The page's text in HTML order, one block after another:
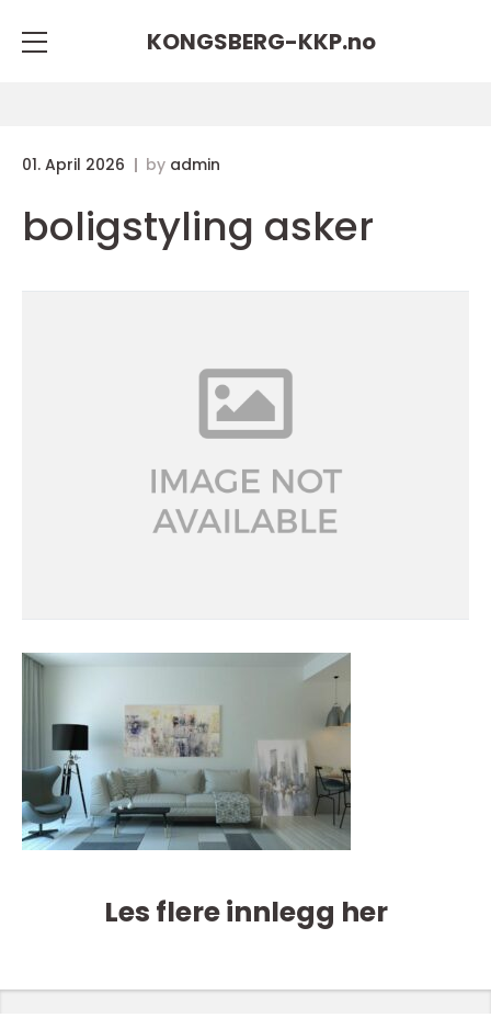
KONGSBERG-KKP.no
01. April 2026 by admin
boligstyling asker
Les flere innlegg her